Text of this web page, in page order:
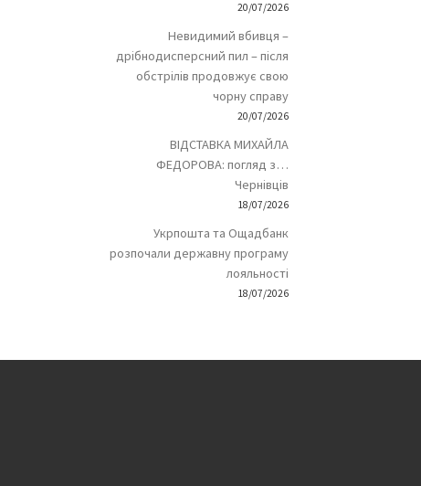
20/07/2026
Невидимий вбивця –
дрібнодисперсний пил – після
обстрілів продовжує свою
чорну справу
20/07/2026
ВІДСТАВКА МИХАЙЛА
ФЕДОРОВА: погляд з…
Чернівців
18/07/2026
Укрпошта та Ощадбанк
розпочали державну програму
лояльності
18/07/2026